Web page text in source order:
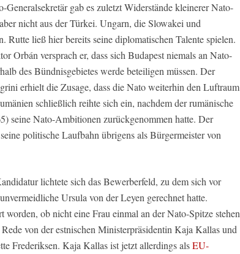
gab es zuletzt Widerstände kleinerer Nato-
nicht aus der Türkei. Ungarn, die Slowakei und
Rutte ließ hier bereits seine diplomatischen Talente spielen.
Orbán versprach er, dass sich Budapest niemals an Nato-
des Bündnisgebietes werde beteiligen müssen. Der
erhielt die Zusage, dass die Nato weiterhin den Luftraum
schließlich reihte sich ein, nachdem der rumänische
seine Nato-Ambitionen zurückgenommen hatte. Der
politische Laufbahn übrigens als Bürgermeister von
lichtete sich das Bewerberfeld, zu dem sich vor
Ursula von der Leyen gerechnet hatte.
worden, ob nicht eine Frau einmal an der Nato-Spitze stehen
von der estnischen Ministerpräsidentin Kaja Kallas und
Frederiksen. Kaja Kallas ist jetzt allerdings alsEU-